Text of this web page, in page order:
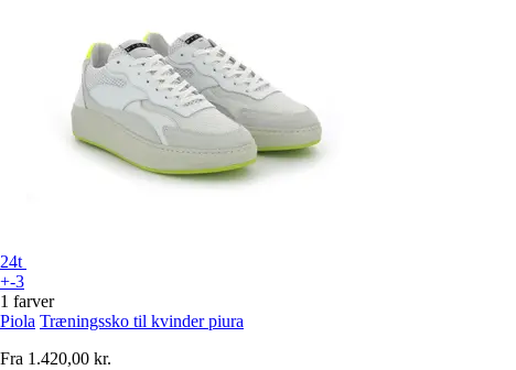
24t
+-3
1 farver
Piola Træningssko til kvinder piura
Fra 1.420,00 kr.